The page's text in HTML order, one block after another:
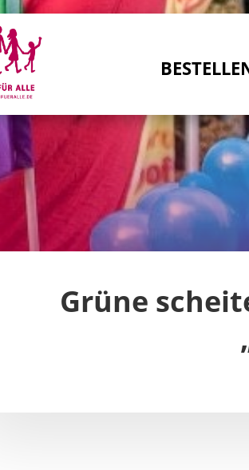
Grüne